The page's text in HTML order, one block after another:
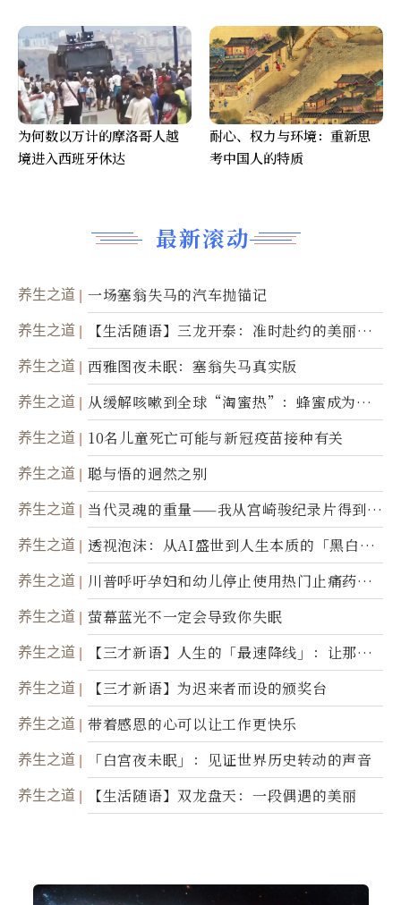
最新滚动
养生之道 一场塞翁失马的汽车抛锚记
养生之道
【生活随语】三龙开泰：准时赴约的美丽震
撼
养生之道 西雅图夜未眠：塞翁失马真实版
养生之道
从缓解咳嗽到全球“淘蜜热”：蜂蜜成为健
康产业前沿商品
养生之道 10名儿童死亡可能与新冠疫苗接种有关
养生之道 聪与悟的迥然之别
养生之道
当代灵魂的重量——我从宫崎骏纪录片得到的
省思
养生之道
透视泡沫：从AI盛世到人生本质的「黑白一
瞬」
养生之道
川普呼吁孕妇和幼儿停止使用热门止痛药泰
诺
养生之道 萤幕蓝光不一定会导致你失眠
养生之道
【三才新语】人生的「最速降线」：让那道
光，带你滑向自己
养生之道 【三才新语】为迟来者而设的颁奖台
养生之道 带着感恩的心可以让工作更快乐
养生之道 「白宫夜未眠」：见证世界历史转动的声音
养生之道 【生活随语】双龙盘天：一段偶遇的美丽
为何数以万计的摩洛哥人越
境进入西班牙休达
耐心、权力与环境：重新思
考中国人的特质